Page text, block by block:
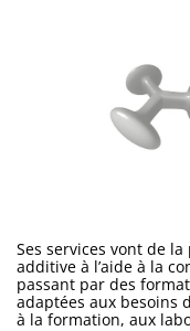
Ses services vont de
additive à l’aide à la
passant par des
adaptées aux besoins
à la formation, aux